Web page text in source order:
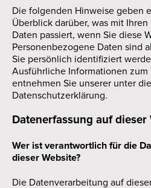
Die folgenden Hinweise geben
Überblick darüber, was mit
Daten passiert, wenn Sie diese
Personenbezogene Daten sind
Sie persönlich identifiziert
Ausführliche Informationen zum
entnehmen Sie unserer unter
Datenschutzerklärung.
Datenerfassung auf dieser
Wer ist verantwortlich für die
dieser Website?
Die Datenverarbeitung auf